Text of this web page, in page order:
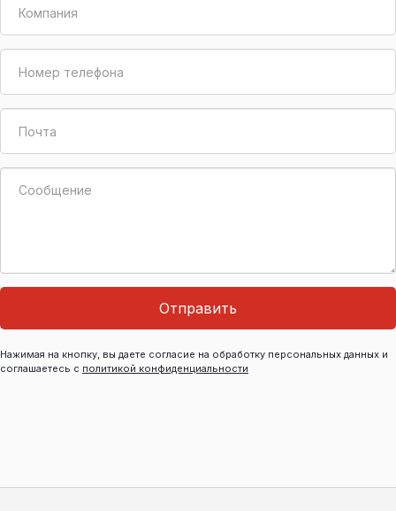
Отправить
Нажимая на кнопку, вы даете согласие на обработку персональных данных и
соглашаетесь с политикой конфиденциальности